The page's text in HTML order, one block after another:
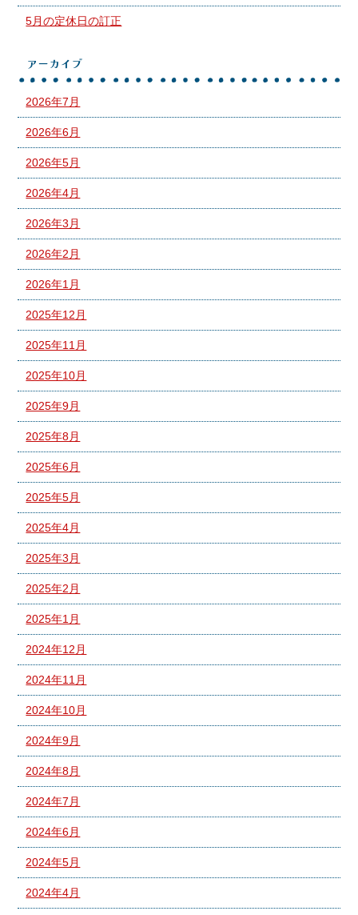
5月の定休日の訂正
アーカイブ
2026年7月
2026年6月
2026年5月
2026年4月
2026年3月
2026年2月
2026年1月
2025年12月
2025年11月
2025年10月
2025年9月
2025年8月
2025年6月
2025年5月
2025年4月
2025年3月
2025年2月
2025年1月
2024年12月
2024年11月
2024年10月
2024年9月
2024年8月
2024年7月
2024年6月
2024年5月
2024年4月